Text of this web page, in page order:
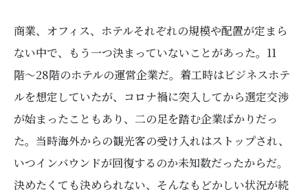
商業、オフィス、ホテルそれぞれの規模や配置が定まら
ない中で、もう一つ決まっていないことがあった。11
階〜28階のホテルの運営企業だ。着工時はビジネスホテ
ルを想定していたが、コロナ禍に突入してから選定交渉
が始まったこともあり、二の足を踏む企業ばかりだっ
た。当時海外からの観光客の受け入れはストップされ、
いつインバウンドが回復するのか未知数だったからだ。
決めたくても決められない、そんなもどかしい状況が続